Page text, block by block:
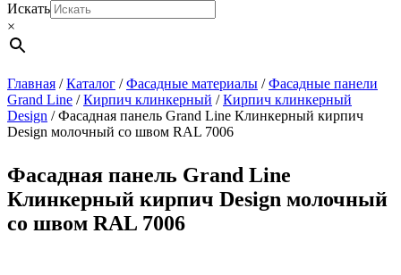
Искать
×
Главная /Каталог /Фасадные материалы /Фасадные панели
Grand Line /Кирпич клинкерный /Кирпич клинкерный
Design / Фасадная панель Grand Line Клинкерный кирпич
Design молочный со швом RAL 7006
Фасадная панель Grand Line
Клинкерный кирпич Design молочный
со швом RAL 7006